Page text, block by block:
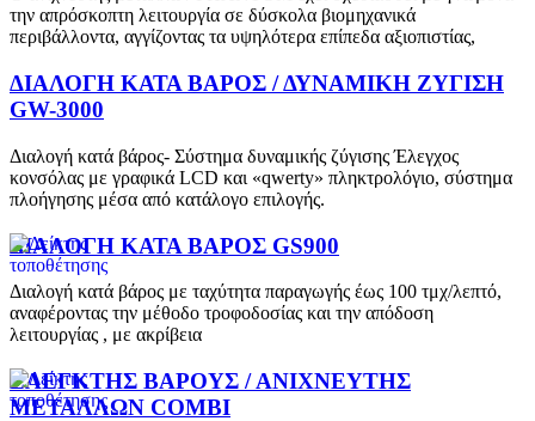
την απρόσκοπτη λειτουργία σε δύσκολα βιομηχανικά
περιβάλλοντα, αγγίζοντας τα υψηλότερα επίπεδα αξιοπιστίας,
ΔΙΑΛΟΓΗ ΚΑΤΑ ΒΑΡΟΣ / ΔΥΝΑΜΙΚΗ ΖΥΓΙΣΗ
GW-3000
Διαλογή κατά βάρος- Σύστημα δυναμικής ζύγισης Έλεγχος
κονσόλας με γραφικά LCD και «qwerty» πληκτρολόγιο, σύστημα
πλοήγησης μέσα από κατάλογο επιλογής.
ΔΙΑΛΟΓΗ ΚΑΤΑ ΒΑΡΟΣ GS900
Διαλογή κατά βάρος με ταχύτητα παραγωγής έως 100 τμχ/λεπτό,
αναφέροντας την μέθοδο τροφοδοσίας και την απόδοση
λειτουργίας , με ακρίβεια
ΕΛΕΓΚΤΗΣ ΒΑΡΟΥΣ / ΑΝΙΧΝΕΥΤΗΣ
ΜΕΤΑΛΛΩΝ COMBI